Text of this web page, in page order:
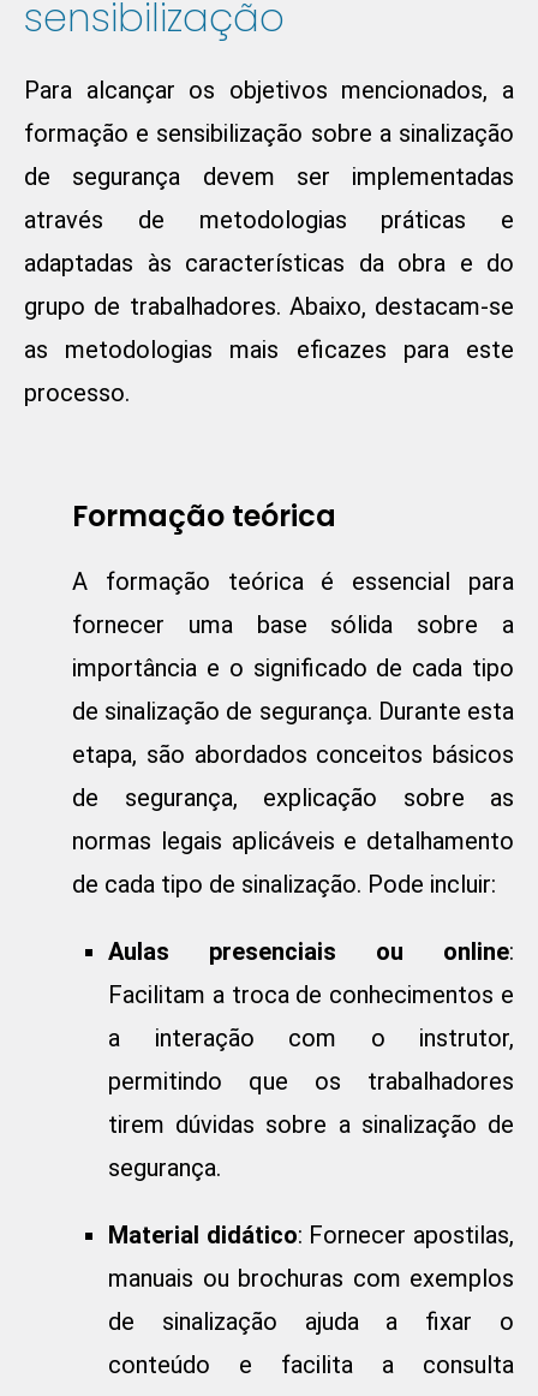
sensibilização
Para alcançar os objetivos mencionados, a
formação e sensibilização sobre a sinalização
de segurança devem ser implementadas
através de metodologias práticas e
adaptadas às características da obra e do
grupo de trabalhadores. Abaixo, destacam-se
as metodologias mais eficazes para este
processo.
Formação teórica
A formação teórica é essencial para
fornecer uma base sólida sobre a
importância e o significado de cada tipo
de sinalização de segurança. Durante esta
etapa, são abordados conceitos básicos
de segurança, explicação sobre as
normas legais aplicáveis e detalhamento
de cada tipo de sinalização. Pode incluir:
Aulas presenciais ou online:
Facilitam a troca de conhecimentos e
a interação com o instrutor,
permitindo que os trabalhadores
tirem dúvidas sobre a sinalização de
segurança.
Material didático: Fornecer apostilas,
manuais ou brochuras com exemplos
de sinalização ajuda a fixar o
conteúdo e facilita a consulta